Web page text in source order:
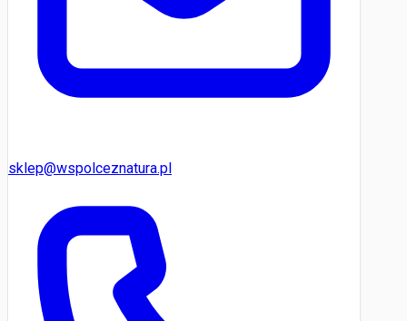
sklep@wspolceznatura.pl